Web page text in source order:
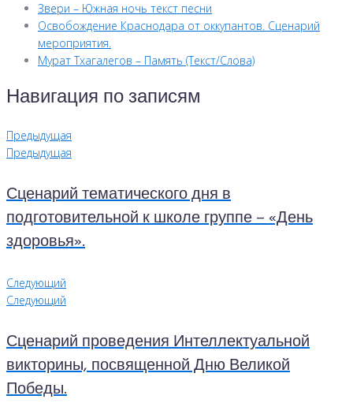
Звери – Южная ночь текст песни
Освобождение Краснодара от оккупантов. Сценарий
мероприятия.
Мурат Тхагалегов – Память (Текст/Слова)
Навигация по записям
Предыдущая
Предыдущая
Сценарий тематического дня в
подготовительной к школе группе – «День
здоровья».
Следующий
Следующий
Сценарий проведения Интеллектуальной
викторины, посвященной Дню Великой
Победы.